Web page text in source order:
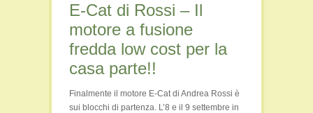
E-Cat di Rossi – Il
motore a fusione
fredda low cost per la
casa parte!!
Finalmente il motore E-Cat di Andrea Rossi è
sui blocchi di partenza. L’8 e il 9 settembre in